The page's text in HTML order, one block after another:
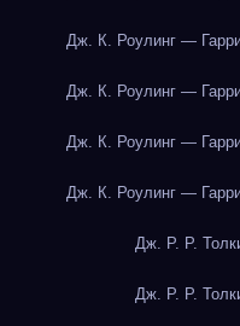
Дж. К. Роулинг —
Дж. К. Роулинг —
Дж. К. Роулинг —
Дж. К. Роулинг —
Дж. Р. Р.
Дж. Р. Р.